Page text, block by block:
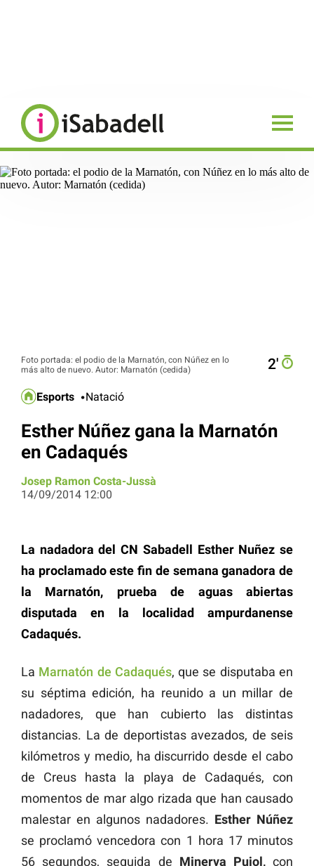
Foto portada: el podio de la Marnatón, con Núñez en lo
más alto de nuevo. Autor: Marnatón (cedida)
2′
Esports Natació
Esther Núñez gana la Marnatón
en Cadaqués
Josep Ramon Costa-Jussà
14/09/2014 12:00
La nadadora del CN Sabadell Esther Nuñez se
ha proclamado este fin de semana ganadora de
la Marnatón, prueba de aguas abiertas
disputada en la localidad ampurdanense
Cadaqués.
La Marnatón de Cadaqués, que se disputaba en
su séptima edición, ha reunido a un millar de
nadadores, que han cubierto las distintas
distancias. La de deportistas avezados, de seis
kilómetros y medio, ha discurrido desde el cabo
de Creus hasta la playa de Cadaqués, con
momentos de mar algo rizada que han causado
malestar en algunos nadadores. Esther Núñez
se proclamó vencedora con 1 hora 17 minutos
56 segundos, seguida de Minerva Pujol,con